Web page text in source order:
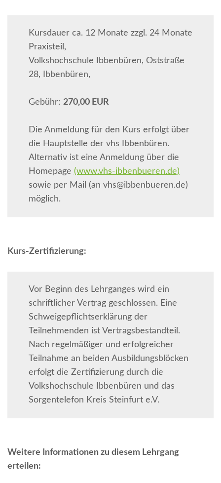
Kursdauer ca. 12 Monate zzgl. 24 Monate
Praxisteil,
Volkshochschule Ibbenbüren, Oststraße
28, Ibbenbüren,
Gebühr: 270,00 EUR
Die Anmeldung für den Kurs erfolgt über
die Hauptstelle der vhs Ibbenbüren.
Alternativ ist eine Anmeldung über die
Homepage (www.vhs-ibbenbueren.de)
sowie per Mail (an vhs@ibbenbueren.de)
möglich.
Kurs-Zertifizierung:
Vor Beginn des Lehrganges wird ein
schriftlicher Vertrag geschlossen. Eine
Schweigepflichtserklärung der
Teilnehmenden ist Vertragsbestandteil.
Nach regelmäßiger und erfolgreicher
Teilnahme an beiden Ausbildungsblöcken
erfolgt die Zertifizierung durch die
Volkshochschule Ibbenbüren und das
Sorgentelefon Kreis Steinfurt e.V.
Weitere Informationen zu diesem Lehrgang
erteilen: